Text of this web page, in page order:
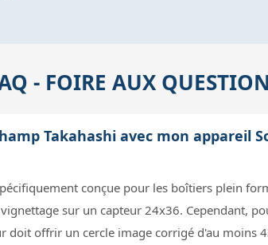
- FOIRE AUX
Takahashi avec mon appareil
conçue pour les boîtiers plein
sur un capteur 24x36. Cependant,
offrir un cercle image corrigé d'au moins